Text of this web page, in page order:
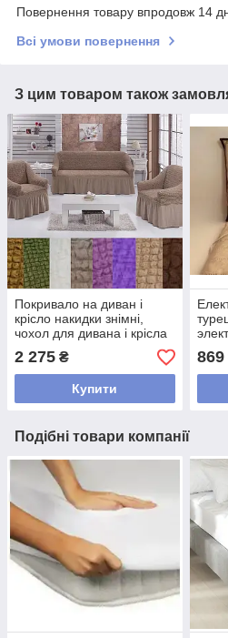
Повернення товару впродовж 14
Всі умови повернення
З цим товаром також
Покривало на диван і
крісло накидки знімні,
чохол для дивана і крісла
натяжний жатка з оборкою
Кавовий
2 275 ₴
Купити
869
Подібні товари компанії